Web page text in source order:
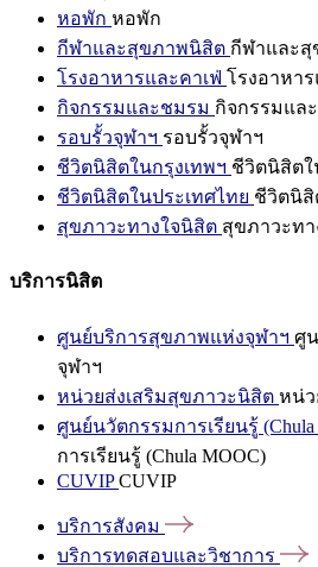
หอพัก หอพัก
กีฬาและสุขภาพนิสิต กีฬาและ
โรงอาหารและคาเฟ่ โรงอาหา
กิจกรรมและชมรม กิจกรรมแล
รอบรั้วจุฬาฯ รอบรั้วจุฬาฯ
ชีวิตนิสิตในกรุงเทพฯ ชีวิตนิสิตใ
ชีวิตนิสิตในประเทศไทย ชีวิตนิสิ
สุขภาวะทางใจนิสิต สุขภาวะท
บริการนิสิต
ศูนย์บริการสุขภาพแห่งจุฬาฯ ศู
จุฬาฯ
หน่วยส่งเสริมสุขภาวะนิสิต หน่ว
ศูนย์นวัตกรรมการเรียนรู้ (Chula
การเรียนรู้ (Chula MOOC)
CUVIPCUVIP
บริการสังคม
บริการทดสอบและวิชาการ